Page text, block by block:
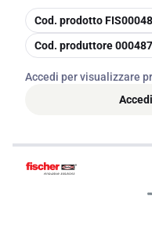
copia
Cod. prodotto
copia
Cod. produttore
Accedi per visualizzare
Accedi